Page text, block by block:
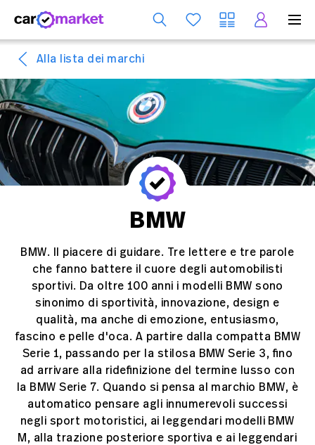
Alla lista dei marchi
BMW
BMW. Il piacere di guidare. Tre lettere e tre parole
che fanno battere il cuore degli automobilisti
sportivi. Da oltre 100 anni i modelli BMW sono
sinonimo di sportività, innovazione, design e
qualità, ma anche di emozione, entusiasmo,
fascino e pelle d'oca. A partire dalla compatta BMW
Serie 1, passando per la stilosa BMW Serie 3, fino
ad arrivare alla ridefinizione del termine lusso con
la BMW Serie 7. Quando si pensa al marchio BMW, è
automatico pensare agli innumerevoli successi
negli sport motoristici, ai leggendari modelli BMW
M, alla trazione posteriore sportiva e ai leggendari